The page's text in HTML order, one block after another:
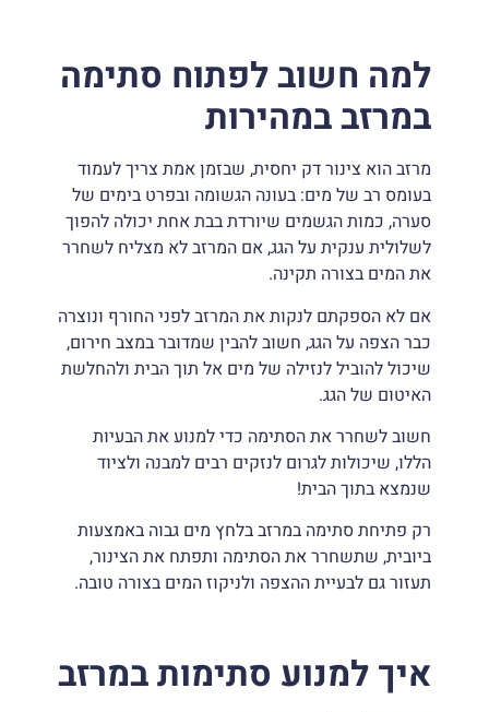
למה חשוב לפתוח סתימה
במרזב במהירות
מרזב הוא צינור דק יחסית, שבזמן אמת צריך לעמוד
בעומס רב של מים: בעונה הגשומה ובפרט בימים של
סערה, כמות הגשמים שיורדת בבת אחת יכולה להפוך
לשלולית ענקית על הגג, אם המרזב לא מצליח לשחרר
את המים בצורה תקינה.
אם לא הספקתם לנקות את המרזב לפני החורף ונוצרה
כבר הצפה על הגג, חשוב להבין שמדובר במצב חירום,
שיכול להוביל לנזילה של מים אל תוך הבית ולהחלשת
האיטום של הגג.
חשוב לשחרר את הסתימה כדי למנוע את הבעיות
הללו, שיכולות לגרום לנזקים רבים למבנה ולציוד
שנמצא בתוך הבית!
רק פתיחת סתימה במרזב בלחץ מים גבוה באמצעות
ביובית, שתשחרר את הסתימה ותפתח את הצינור,
תעזור גם לבעיית ההצפה ולניקוז המים בצורה טובה.
איך למנוע סתימות במרזב